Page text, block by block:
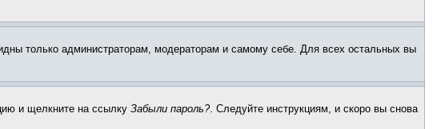
только администраторам, модераторам и самому себе. Для всех остальных вы
и щелкните на ссылку Забыли пароль?. Следуйте инструкциям, и скоро вы снова